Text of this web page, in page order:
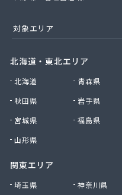
日の丸産業株式会社
日の丸産業株式会社
日の丸産業株式会社
日の丸産業株式会社
日の丸産業株式会社
日の丸産業株式会社
日本ホームガス協業組
波間プロパン店
備後ガス販売株式会社
対象エリア
北海道・東北エリア
北海道
青森県
秋田県
岩手県
宮城県
福島県
山形県
関東エリア
埼玉県
神奈川県